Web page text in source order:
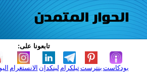
تابعونا على:
الانستغرام لينكدإن تيلكرامبنترست بودكاست